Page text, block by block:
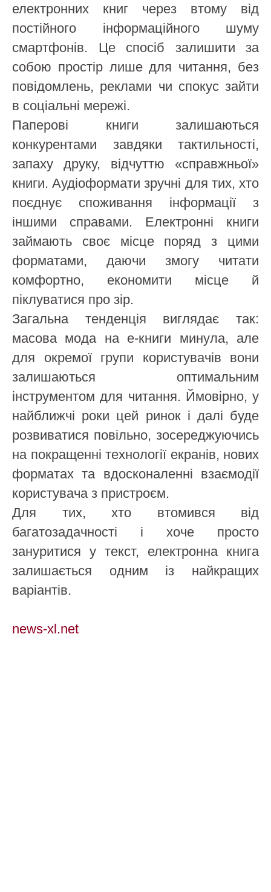
електронних книг через втому від
постійного інформаційного шуму
смартфонів. Це спосіб залишити за
собою простір лише для читання, без
повідомлень, реклами чи спокус зайти
в соціальні мережі.
Паперові книги залишаються
конкурентами завдяки тактильності,
запаху друку, відчуттю «справжньої»
книги. Аудіоформати зручні для тих, хто
поєднує споживання інформації з
іншими справами. Електронні книги
займають своє місце поряд з цими
форматами, даючи змогу читати
комфортно, економити місце й
піклуватися про зір.
Загальна тенденція виглядає так:
масова мода на е-книги минула, але
для окремої групи користувачів вони
залишаються оптимальним
інструментом для читання. Ймовірно, у
найближчі роки цей ринок і далі буде
розвиватися повільно, зосереджуючись
на покращенні технології екранів, нових
форматах та вдосконаленні взаємодії
користувача з пристроєм.
Для тих, хто втомився від
багатозадачності і хоче просто
зануритися у текст, електронна книга
залишається одним із найкращих
варіантів.
news-xl.net